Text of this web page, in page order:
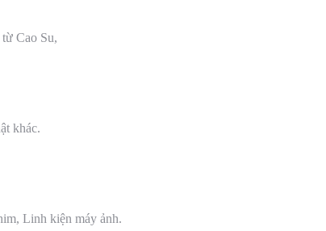
Cao Su,
khác.
Linh kiện máy ảnh.